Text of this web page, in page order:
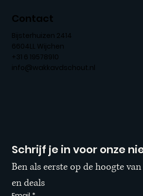
Contact
Bijsterhuizen 2414
6604LL Wijchen
+31 6 19578910
info@wakkavdschout.nl
Schrijf je in voor onze
Ben als eerste op de hoogte
en deals